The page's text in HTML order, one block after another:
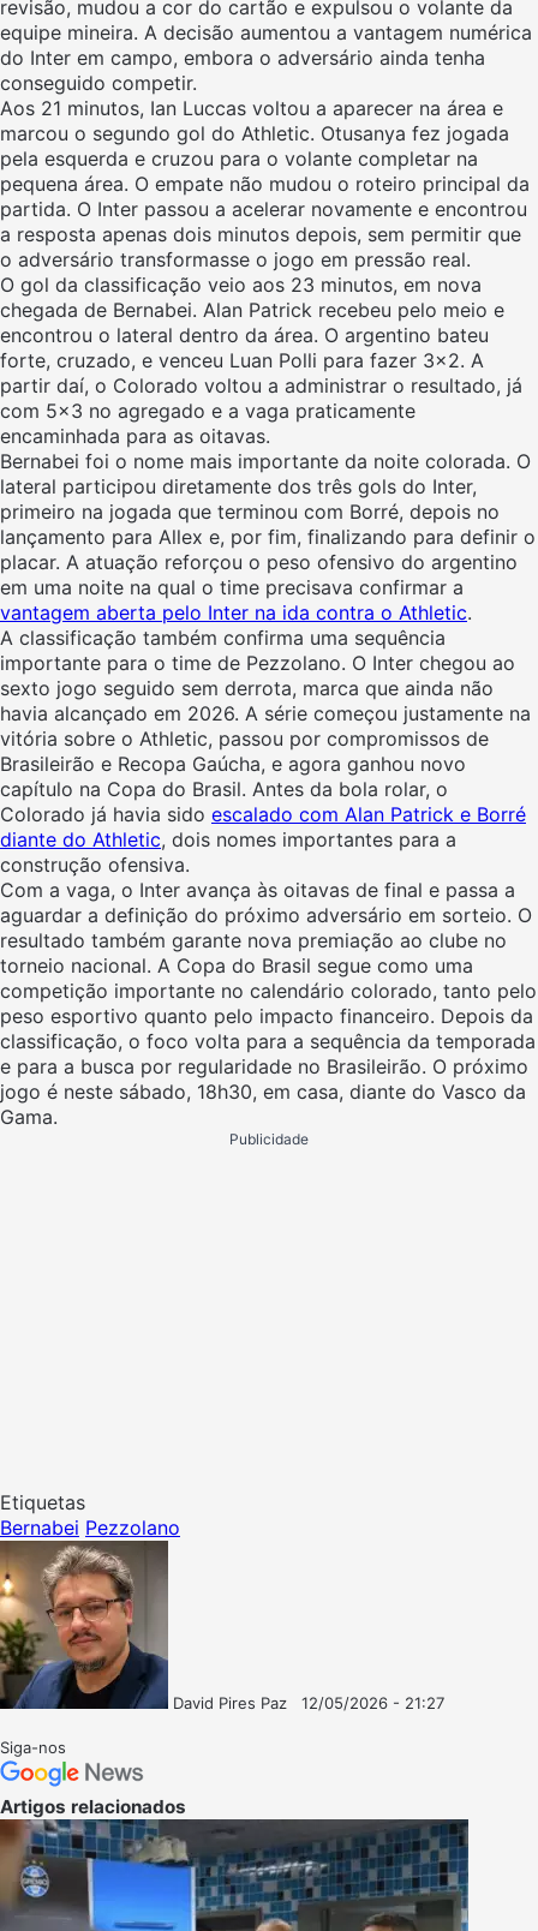
revisão, mudou a cor do cartão e expulsou o volante da
equipe mineira. A decisão aumentou a vantagem numérica
do Inter em campo, embora o adversário ainda tenha
conseguido competir.
Aos 21 minutos, Ian Luccas voltou a aparecer na área e
marcou o segundo gol do Athletic. Otusanya fez jogada
pela esquerda e cruzou para o volante completar na
pequena área. O empate não mudou o roteiro principal da
partida. O Inter passou a acelerar novamente e encontrou
a resposta apenas dois minutos depois, sem permitir que
o adversário transformasse o jogo em pressão real.
O gol da classificação veio aos 23 minutos, em nova
chegada de Bernabei. Alan Patrick recebeu pelo meio e
encontrou o lateral dentro da área. O argentino bateu
forte, cruzado, e venceu Luan Polli para fazer 3×2. A
partir daí, o Colorado voltou a administrar o resultado, já
com 5×3 no agregado e a vaga praticamente
encaminhada para as oitavas.
Bernabei foi o nome mais importante da noite colorada. O
lateral participou diretamente dos três gols do Inter,
primeiro na jogada que terminou com Borré, depois no
lançamento para Allex e, por fim, finalizando para definir o
placar. A atuação reforçou o peso ofensivo do argentino
em uma noite na qual o time precisava confirmar a
vantagem aberta pelo Inter na ida contra o Athletic.
A classificação também confirma uma sequência
importante para o time de Pezzolano. O Inter chegou ao
sexto jogo seguido sem derrota, marca que ainda não
havia alcançado em 2026. A série começou justamente na
vitória sobre o Athletic, passou por compromissos de
Brasileirão e Recopa Gaúcha, e agora ganhou novo
capítulo na Copa do Brasil. Antes da bola rolar, o
Colorado já havia sido escalado com Alan Patrick e Borré
diante do Athletic, dois nomes importantes para a
construção ofensiva.
Com a vaga, o Inter avança às oitavas de final e passa a
aguardar a definição do próximo adversário em sorteio. O
resultado também garante nova premiação ao clube no
torneio nacional. A Copa do Brasil segue como uma
competição importante no calendário colorado, tanto pelo
peso esportivo quanto pelo impacto financeiro. Depois da
classificação, o foco volta para a sequência da temporada
e para a busca por regularidade no Brasileirão. O próximo
jogo é neste sábado, 18h30, em casa, diante do Vasco da
Gama.
Publicidade
Etiquetas
Bernabei Pezzolano
David Pires Paz
12/05/2026 - 21:27
Siga-nos
Artigos relacionados